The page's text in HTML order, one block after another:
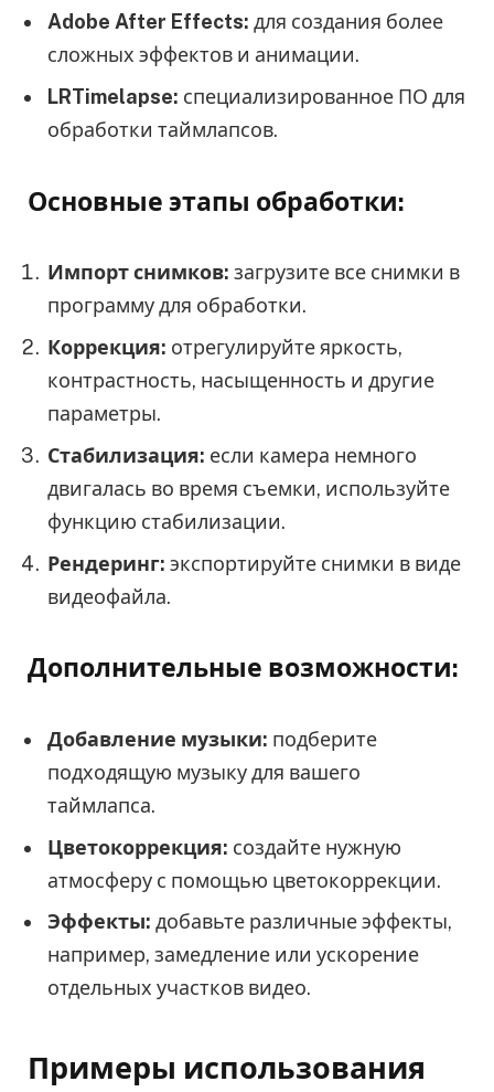
Adobe After Effects: для создания более
сложных эффектов и анимации.
LRTimelapse: специализированное ПО для
обработки таймлапсов.
Основные этапы обработки:
Импорт снимков: загрузите все снимки в
программу для обработки.
Коррекция: отрегулируйте яркость,
контрастность, насыщенность и другие
параметры.
Стабилизация: если камера немного
двигалась во время съемки, используйте
функцию стабилизации.
Рендеринг: экспортируйте снимки в виде
видеофайла.
Дополнительные возможности:
Добавление музыки: подберите
подходящую музыку для вашего
таймлапса.
Цветокоррекция: создайте нужную
атмосферу с помощью цветокоррекции.
Эффекты: добавьте различные эффекты,
например, замедление или ускорение
отдельных участков видео.
Примеры использования